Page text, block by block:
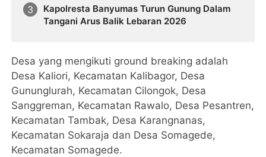
Kapolresta Banyumas Turun Gunung Dalam
Tangani Arus Balik Lebaran 2026
Desa yang mengikuti ground breaking adalah
Desa Kaliori, Kecamatan Kalibagor, Desa
Gununglurah, Kecamatan Cilongok, Desa
Sanggreman, Kecamatan Rawalo, Desa Pesantren,
Kecamatan Tambak, Desa Karangnanas,
Kecamatan Sokaraja dan Desa Somagede,
Kecamatan Somagede.